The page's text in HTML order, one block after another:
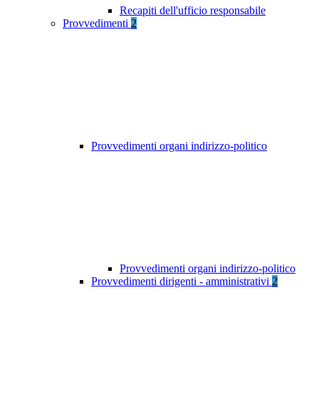
Recapiti dell'ufficio responsabile
Provvedimenti 2
Provvedimenti organi indirizzo-politico
Provvedimenti organi indirizzo-politico
Provvedimenti dirigenti - amministrativi 2